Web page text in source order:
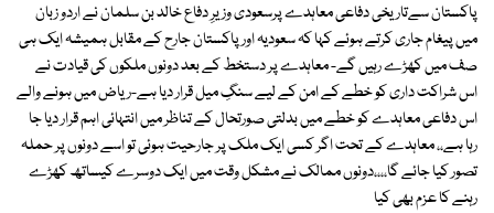
پاکستان سےتاریخی دفاعی معاہدے پرسعودی وزیرِ دفاع خالد بن سلمان نے اردو زبان
میں پیغام جاری کرتے ہوئے کہا کہ سعودیہ اور پاکستان جارح کے مقابل ہمیشہ ایک ہی
صف میں کھڑے رہیں گے- معاہدے پر دستخط کے بعد دونوں ملکوں کی قیادت نے
اس شراکت داری کو خطے کے امن کے لیے سنگِ میل قرار دیا ہے-ریاض میں ہونے والے
اس دفاعی معاہدے کو خطے میں بدلتی صورتحال کے تناظر میں انتہائی اہم قرار دیا جا
رہا ہے،، معاہدے کے تحت اگر کسی ایک ملک پر جارحیت ہوئی تو اسے دونوں پر حملہ
تصور کیا جائے گا،،،،دونوں ممالک نے مشکل وقت میں ایک دوسرے کیساتھ کھڑے
رہنے کا عزم بھی کیا